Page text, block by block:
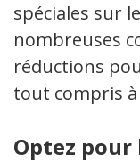
spéciales sur
nombreuses
réductions
tout compris
Optez pour